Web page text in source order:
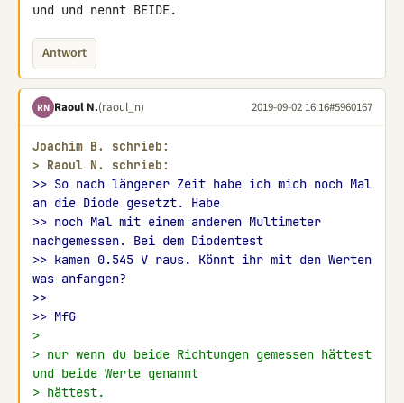
und und nennt BEIDE.
Antwort
RN Raoul N.(raoul_n) 2019-09-02 16:16#5960167
Joachim B. schrieb:
> Raoul N. schrieb:
>> So nach längerer Zeit habe ich mich noch Mal
an die Diode gesetzt. Habe
>> noch Mal mit einem anderen Multimeter
nachgemessen. Bei dem Diodentest
>> kamen 0.545 V raus. Könnt ihr mit den Werten
was anfangen?
>>
>> MfG
>
> nur wenn du beide Richtungen gemessen hättest
und beide Werte genannt
> hättest.